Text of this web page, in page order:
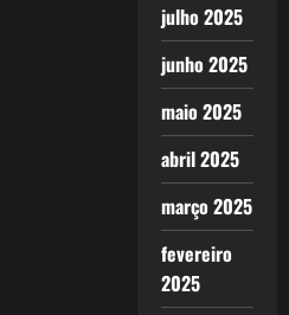
julho 2025
junho 2025
maio 2025
abril 2025
março 2025
fevereiro
2025